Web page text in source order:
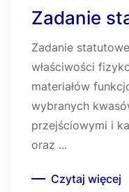
Zadanie
Zadanie
właściwości
materiałów
wybranych
przejściowymi i
oraz ...
Czytaj więcej